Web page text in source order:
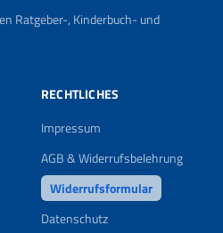
Ratgeber-, Kinderbuch- und
RECHTLICHES
Impressum
AGB & Widerrufsbelehrung
Widerrufsformular
Datenschutz